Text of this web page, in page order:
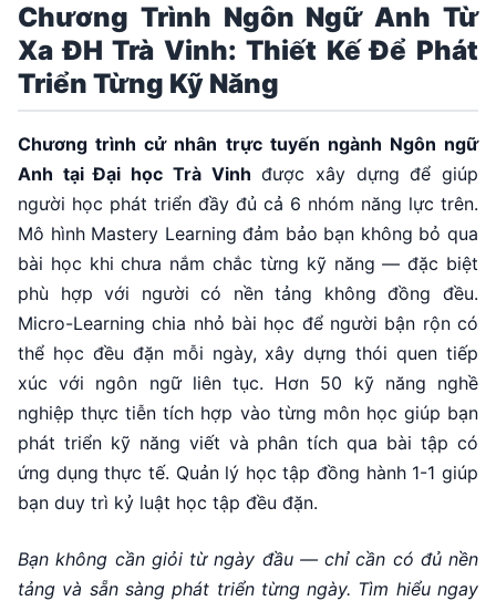
Chương Trình Ngôn Ngữ Anh Từ
Xa ĐH Trà Vinh: Thiết Kế Để Phát
Triển Từng Kỹ Năng
Chương trình cử nhân trực tuyến ngành Ngôn ngữ
Anh tại Đại học Trà Vinh được xây dựng để giúp
người học phát triển đầy đủ cả 6 nhóm năng lực trên.
Mô hình Mastery Learning đảm bảo bạn không bỏ qua
bài học khi chưa nắm chắc từng kỹ năng — đặc biệt
phù hợp với người có nền tảng không đồng đều.
Micro-Learning chia nhỏ bài học để người bận rộn có
thể học đều đặn mỗi ngày, xây dựng thói quen tiếp
xúc với ngôn ngữ liên tục. Hơn 50 kỹ năng nghề
nghiệp thực tiễn tích hợp vào từng môn học giúp bạn
phát triển kỹ năng viết và phân tích qua bài tập có
ứng dụng thực tế. Quản lý học tập đồng hành 1-1 giúp
bạn duy trì kỷ luật học tập đều đặn.
Bạn không cần giỏi từ ngày đầu — chỉ cần có đủ nền
tảng và sẵn sàng phát triển từng ngày. Tìm hiểu ngay